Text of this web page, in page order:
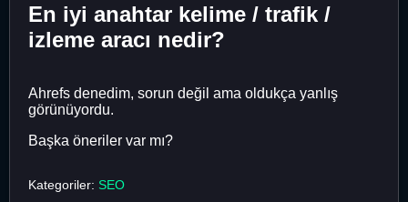
En iyi anahtar kelime / trafik /
izleme aracı nedir?
Ahrefs denedim, sorun değil ama oldukça yanlış
görünüyordu.
Başka öneriler var mı?
Kategoriler: SEO